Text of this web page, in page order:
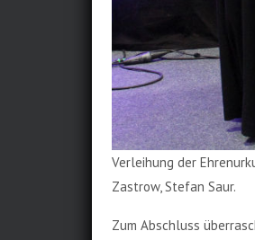
Verleihung der
Zastrow, Stefan Saur.
Zum Abschluss